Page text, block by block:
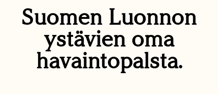
Suomen Luonnon
ystävien oma
havaintopalsta.